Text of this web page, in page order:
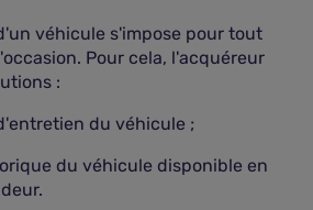
véhicule s'impose pour tout
Pour cela, l'acquéreur
:
du véhicule ;
du véhicule disponible en